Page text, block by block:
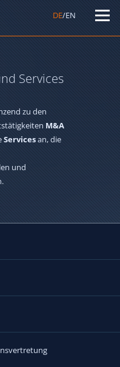
DE/EN
Services
zu den
M&A
Servicesan, die
und